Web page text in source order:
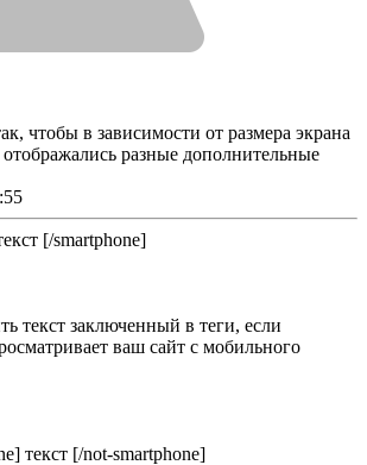
чтобы в зависимости от размера экрана
отображались разные дополнительные
[/smartphone]
текст заключенный в теги, если
ваш сайт с мобильного
текст [/not-smartphone]